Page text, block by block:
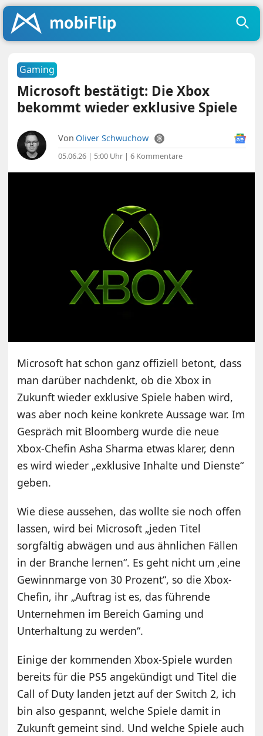
Gaming
Microsoft bestätigt: Die Xbox
bekommt wieder exklusive Spiele
Von Oliver Schwuchow
05.06.26 | 5:00 Uhr |6 Kommentare
Microsoft hat schon ganz offiziell betont, dass
man darüber nachdenkt, ob die Xbox in
Zukunft wieder exklusive Spiele haben wird,
was aber noch keine konkrete Aussage war. Im
Gespräch mit Bloomberg wurde die neue
Xbox-Chefin Asha Sharma etwas klarer, denn
es wird wieder „exklusive Inhalte und Dienste“
geben.
Wie diese aussehen, das wollte sie noch offen
lassen, wird bei Microsoft „jeden Titel
sorgfältig abwägen und aus ähnlichen Fällen
in der Branche lernen“. Es geht nicht um ‚eine
Gewinnmarge von 30 Prozent“, so die Xbox-
Chefin, ihr „Auftrag ist es, das führende
Unternehmen im Bereich Gaming und
Unterhaltung zu werden“.
Einige der kommenden Xbox-Spiele wurden
bereits für die PS5 angekündigt und Titel die
Call of Duty landen jetzt auf der Switch 2, ich
bin also gespannt, welche Spiele damit in
Zukunft gemeint sind. Und welche Spiele auch